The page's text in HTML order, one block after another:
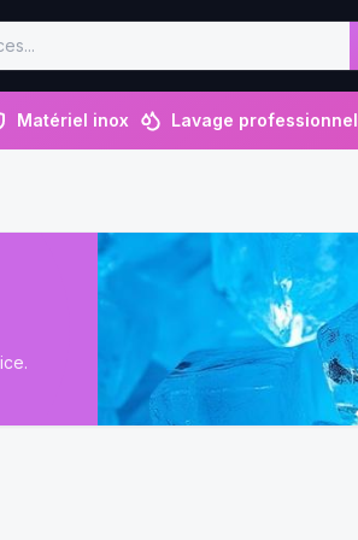
Matériel inox Lavage professionnel